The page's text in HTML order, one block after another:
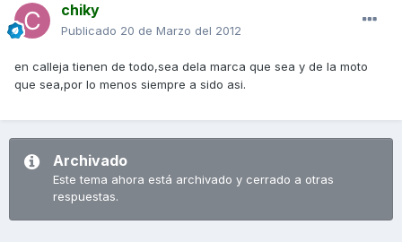
chiky
Publicado 20 de Marzo del 2012
en calleja tienen de todo,sea dela marca que sea y de la moto
que sea,por lo menos siempre a sido asi.
Archivado
Este tema ahora está archivado y cerrado a otras
respuestas.